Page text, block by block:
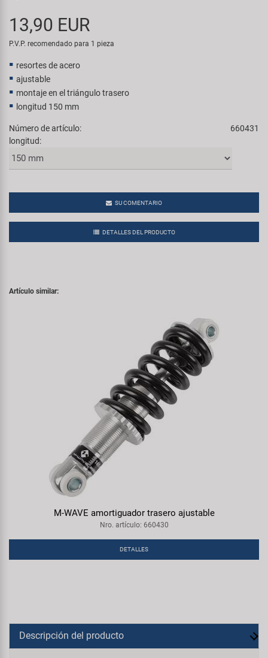
Trail-Gator
Velo
Todas las marcas
13,90 EUR
P.V.P. recomendado para 1 pieza
resortes de acero
ajustable
montaje en el triángulo trasero
longitud 150 mm
Número de artículo:
660431
longitud:
SU COMENTARIO
DETALLES DEL PRODUCTO
Artículo similar:
M-WAVE amortiguador trasero ajustable
Nro. artículo: 660430
DETALLES
Descripción del producto